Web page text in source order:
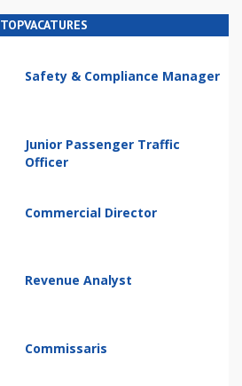
TOPVACATURES
Safety & Compliance Manager
Junior Passenger Traffic
Officer
Commercial Director
Revenue Analyst
Commissaris